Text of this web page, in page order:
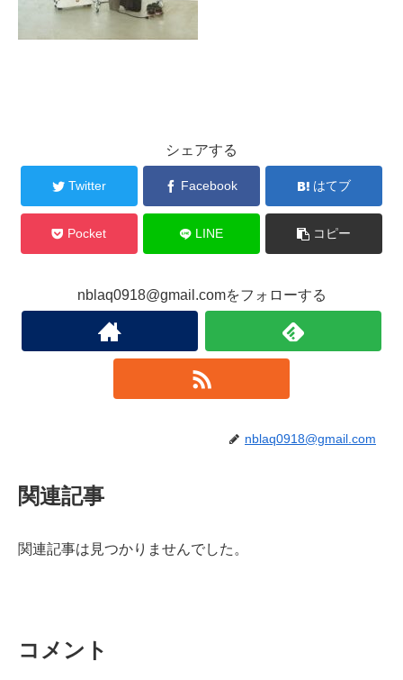
シェアする
Twitter Facebook はてブ
Pocket LINE コピー
nblaq0918@gmail.comをフォローする
nblaq0918@gmail.com
関連記事
関連記事は見つかりませんでした。
コメント